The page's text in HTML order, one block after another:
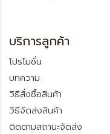
บริการลูกค้า
โปรโมชั่น
บทความ
วิธีสั่งซื้อสินค้า
วิธีจัดส่งสินค้า
ติดตามสถานะจัดส่ง